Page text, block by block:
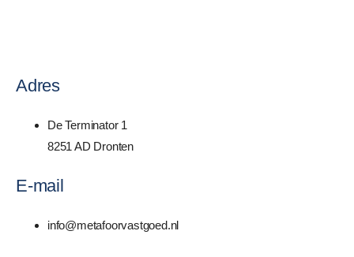
Adres
De Terminator 1
8251 AD Dronten
E-mail
info@metafoorvastgoed.nl